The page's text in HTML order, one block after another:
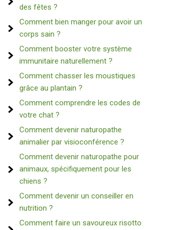
des fêtes ?
Comment bien manger pour avoir un
corps sain ?
Comment booster votre système
immunitaire naturellement ?
Comment chasser les moustiques
grâce au plantain ?
Comment comprendre les codes de
votre chat ?
Comment devenir naturopathe
animalier par visioconférence ?
Comment devenir naturopathe pour
animaux, spécifiquement pour les
chiens ?
Comment devenir un conseiller en
nutrition ?
Comment faire un savoureux risotto